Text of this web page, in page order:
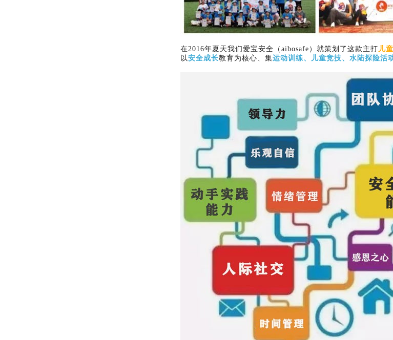
在2016年夏天我们爱宝安全（aibosafe）就策划了这款主打儿
以安全成长教育为核心、集运动训练、儿童竞技、水陆探险活